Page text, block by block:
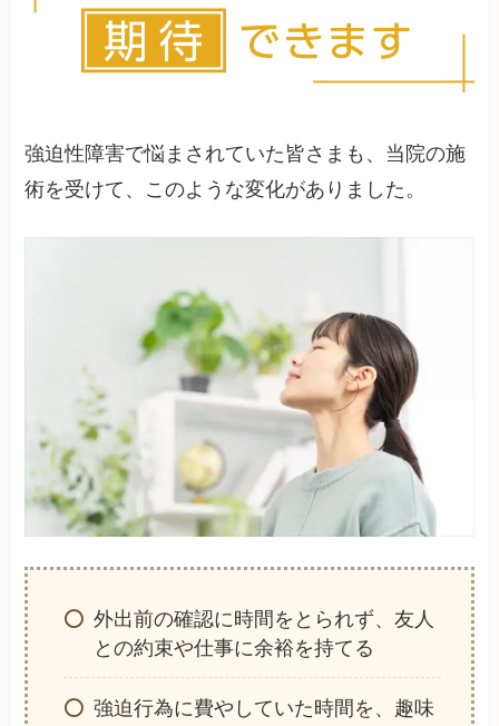
変わることもありますが、基本的な特徴は持続す
ることが多いです。
強迫性障害で悩まされていた皆さまも、当院の施
術を受けて、このような変化がありました。
外出前の確認に時間をとられず、友人
との約束や仕事に余裕を持てる
強迫行為に費やしていた時間を、趣味